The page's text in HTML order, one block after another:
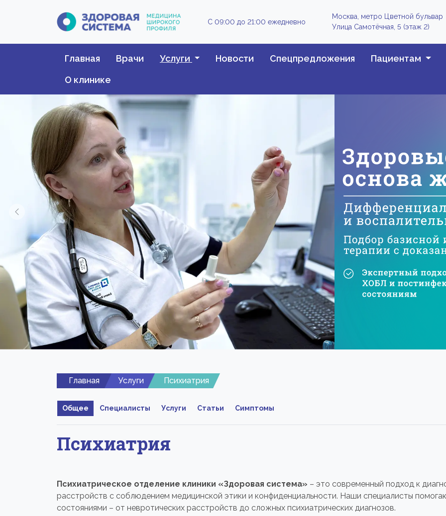
С 09:00 до 21:00 ежедневно
Москва, метро Цветной бульвар
Улица Самотёчная, 5 (этаж 2)
Главная Врачи Услуги Новости Спецпредложения Пациентам
О клинике
Previous
Главная Услуги Психиатрия
Общее Специалисты Услуги Статьи Симптомы
Психиатрия
Психиатрическое отделение клиники «Здоровая система» – это современный подход к
расстройств с соблюдением медицинской этики и конфиденциальности. Наши специалисты
состояниями – от невротических расстройств до сложных психиатрических диагнозов.